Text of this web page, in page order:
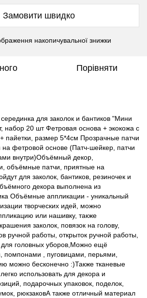
Замовити швидко
накопичувальної знижки
Порівняти
для заколок и бантиков "Мини
набор 20 шт Фетровая основа + экокожа с
пайетки, размер 5*4см Прозрачные патчи
на фетровой основе (Патч-шейкер, патчи
внутри)Объёмный декор,
объёмные патчи, приятные на
для заколок, бантиков, резиночек и
декора выполнена из
Объёмные аппликации - уникальный
творческих идей, можно
или нашивку, также
заколок, повязок на голову,
ручной работы, открыток ручной работы,
для головных уборов,Можно ещё
помпонами , пуговицами, перьями,
можно бесконечно :)Также тканевые
использовать для декора и
подарочных упаковок, поделок,
рюкзаковА также отличный материал